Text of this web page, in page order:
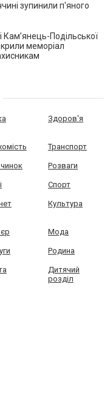
зупинили п'яного
Кам’янець-Подільської
меморіал
Здоров'я
Транспорт
Розваги
Спорт
Культура
Мода
Родина
Дитячий
розділ